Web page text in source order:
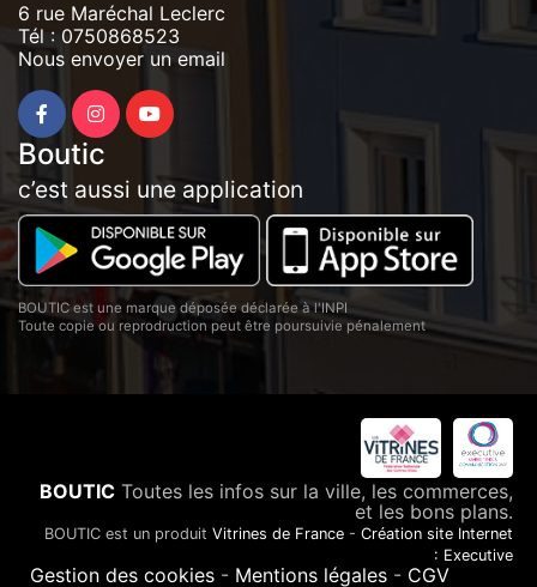
6 rue Maréchal Leclerc
Tél : 0750868523
Nous envoyer un email
Boutic
c’est aussi une application
BOUTIC est une marque déposée déclarée à l'INPI
Toute copie ou reprodruction peut être poursuivie pénalement
BOUTIC Toutes les infos sur la ville, les commerces,
et les bons plans.
BOUTIC est un produit Vitrines de France - Création site Internet
: Executive
Gestion des cookies - Mentions légales - CGV